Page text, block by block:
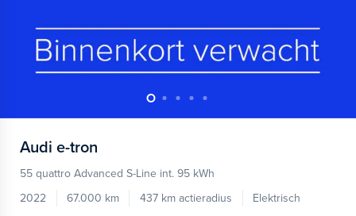
Audi e-tron
55 quattro Advanced S-Line int. 95 kWh
2022
67.000 km 437 km actieradius
Elektrisch